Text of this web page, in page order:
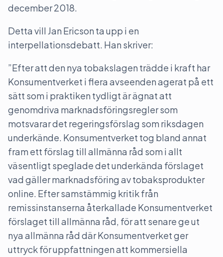
december 2018.
Detta vill Jan Ericson ta upp i en
interpellationsdebatt. Han skriver:
”Efter att den nya tobakslagen trädde i kraft har
Konsumentverket i flera avseenden agerat på ett
sätt som i praktiken tydligt är ägnat att
genomdriva marknadsföringsregler som
motsvarar det regeringsförslag som riksdagen
underkände. Konsumentverket tog bland annat
fram ett förslag till allmänna råd som i allt
väsentligt speglade det underkända förslaget
vad gäller marknadsföring av tobaksprodukter
online. Efter samstämmig kritik från
remissinstanserna återkallade Konsumentverket
förslaget till allmänna råd, för att senare ge ut
nya allmänna råd där Konsumentverket ger
uttryck för uppfattningen att kommersiella